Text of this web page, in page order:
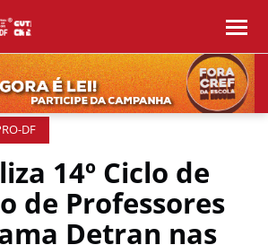
DF
14º Ciclo de
de Professores
Detran nas